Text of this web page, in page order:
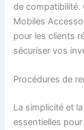
de compatibilité.
Mobiles
pour les clients
sécuriser vos
Procédures de
La simplicité et
essentielles